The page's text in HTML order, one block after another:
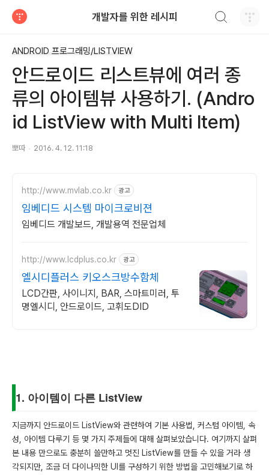
개발자를 위한 레시피
ANDROID 프로그래밍/LISTVIEW
안드로이드 리스트뷰에 여러 종
류의 아이템뷰 사용하기. (Andro
id ListView with Multi Item)
뽀따 2016. 4. 12. 11:18
http://www.mvlab.co.kr 광고
임베디드 시스템 마이크로비젼
임베디드 개발보드, 개발용역 전문업체
http://www.lcdplus.co.kr 광고
엘시디플러스 키오스크방수함체
LCD간판, 사이니지, BAR, 스마트미러, 투
명엘시디, 안드로이드, 고휘도DID
1. 아이템이 다른 ListView
지금까지 안드로이드 ListView와 관련하여 기본 사용법, 커스텀 아이템, 속
성, 아이템 다루기 등 몇 가지 주제들에 대해 살펴보았습니다. 여기까지 살펴
본 내용 만으로도 충분히 쓸만하고 멋진 ListView를 만들 수 있을 거라 생
각되지만, 조금 더 다이나믹한 UI를 구성하기 위한 방법을 고민해보기로 하